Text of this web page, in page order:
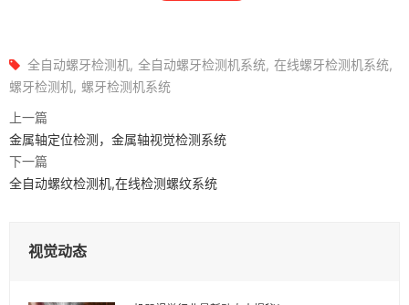
全自动螺牙检测机 全自动螺牙检测机系统 在线螺牙检测机系统
螺牙检测机 螺牙检测机系统
上一篇
金属轴定位检测，金属轴视觉检测系统
下一篇
全自动螺纹检测机,在线检测螺纹系统
视觉动态